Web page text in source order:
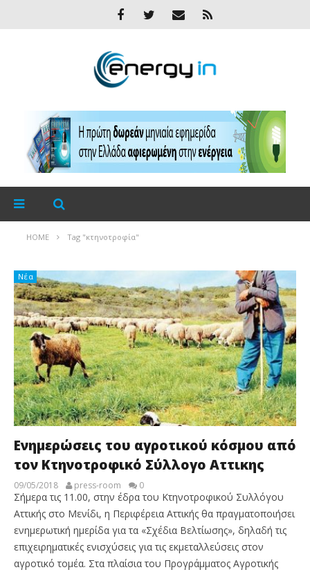
HOME Tag "κτηνοτροφία"
Νέα
Ενημερώσεις του αγροτικού κόσμου από
τον Κτηνοτροφικό Σύλλογο Αττικης
09/05/2018 press-room 0
Σήμερα τις 11.00, στην έδρα του Κτηνοτροφικού Συλλόγου
Αττικής στο Μενίδι, η Περιφέρεια Αττικής θα πραγματοποιήσει
ενημερωτική ημερίδα για τα «Σχέδια Βελτίωσης», δηλαδή τις
επιχειρηματικές ενισχύσεις για τις εκμεταλλεύσεις στον
αγροτικό τομέα. Στα πλαίσια του Προγράμματος Αγροτικής